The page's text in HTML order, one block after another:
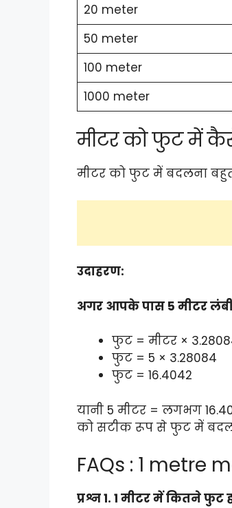
20 meter
50 meter
100 meter
1000 meter
मीटर को फुट में
मीटर को फुट में बदलना
उदाहरण:
अगर आपके पास 5 मीटर लंबी
फुट = मीटर ×
फुट = 5 × 3.28084
फुट = 16.4042
यानी 5 मीटर = लगभग
को सटीक रूप से फुट में
FAQs : 1 metre
प्रश्न 1. 1 मीटर में कितने फुट